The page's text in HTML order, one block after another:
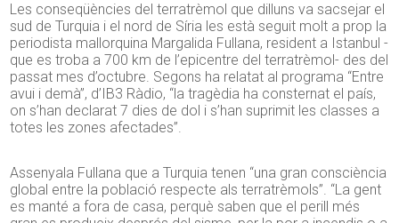
Les conseqüències del terratrèmol que dilluns va sacsejar el
sud de Turquia i el nord de Síria les està seguit molt a prop la
periodista mallorquina Margalida Fullana, resident a Istanbul -
que es troba a 700 km de l’epicentre del terratrèmol- des del
passat mes d’octubre. Segons ha relatat al programa “Entre
avui i demà”, d’IB3 Ràdio, “la tragèdia ha consternat el país,
on s’han declarat 7 dies de dol i s’han suprimit les classes a
totes les zones afectades”.
Assenyala Fullana que a Turquia tenen “una gran consciència
global entre la població respecte als terratrèmols”. “La gent
es manté a fora de casa, perquè saben que el perill més